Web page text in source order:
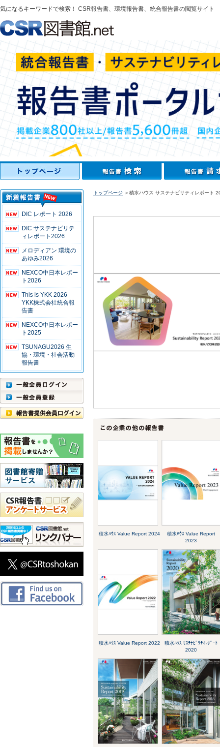
気になるキーワードで検索！ CSR報告書、環境報告書、統合報告書の閲覧サイト
DIC レポート 2026
DIC サステナビリテ
ィレポート2026
メロディアン 環境の
あゆみ2026
NEXCO中日本レポー
ト2026
This is YKK 2026
YKK株式会社統合報
告書
NEXCO中日本レポー
ト2025
TSUNAGU2026 生
協・環境・社会活動
報告書
トップページ ＞積水ハウス サステナビリティレポート
積水ﾊｳｽ Value Report 2024
積水ﾊｳｽ Value Report
2023
積水ﾊｳｽ Value Report 2022
積水ﾊｳｽ ｻｽﾃﾅﾋﾞﾘﾃｨﾚﾎﾟｰﾄ
2020